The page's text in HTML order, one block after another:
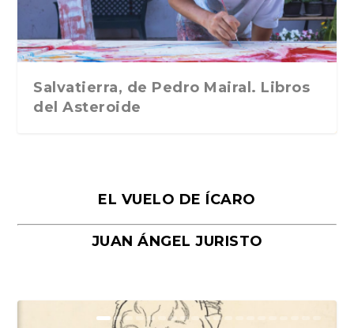
Salvatierra, de Pedro Mairal. Libros
del Asteroide
EL VUELO DE ÍCARO
JUAN ÁNGEL JURISTO